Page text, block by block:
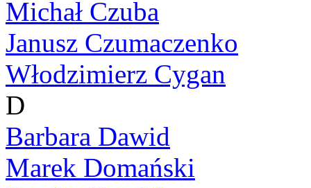
Michał Czuba
Janusz Czumaczenko
Włodzimierz Cygan
D
Barbara Dawid
Marek Domański